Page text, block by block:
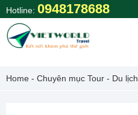
Skip
to
content
Hotline: 0948178688
Home - Chuyên mục Tour - Du